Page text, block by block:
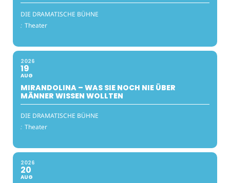
DIE DRAMATISCHE BÜHNE
: Theater
2026
19
AUG
MIRANDOLINA – WAS SIE NOCH NIE ÜBER
MÄNNER WISSEN WOLLTEN
DIE DRAMATISCHE BÜHNE
: Theater
2026
20
AUG